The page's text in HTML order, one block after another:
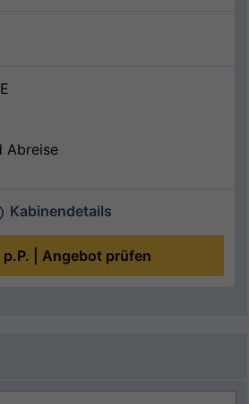
Abreise
Kabinendetails
p.P. | Angebot prüfen